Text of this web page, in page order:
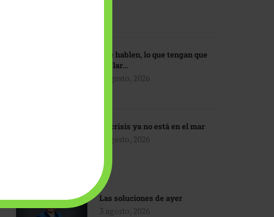
Que hablen, lo que tengan que
hablar…
3 agosto, 2026
La crisis ya no está en el mar
3 agosto, 2026
Las soluciones de ayer
3 agosto, 2026